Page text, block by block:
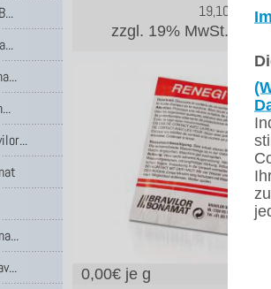
zzgl. 19% MwSt.
19,10
0,00€ je g